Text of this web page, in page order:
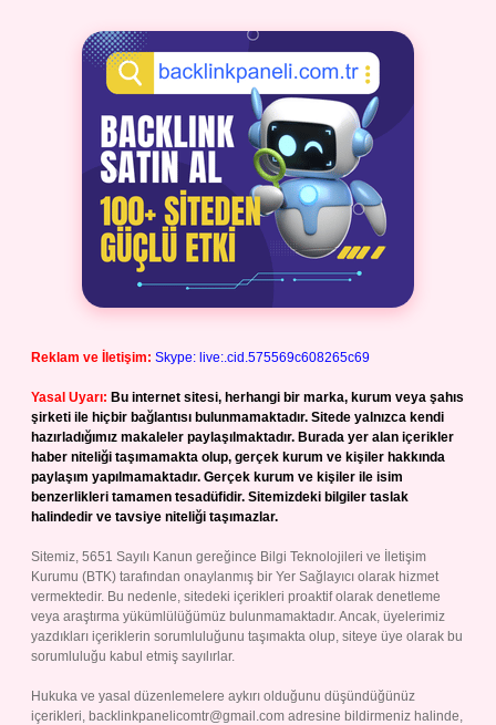
Reklam ve İletişim: Skype: live:.cid.575569c608265c69
Yasal Uyarı: Bu internet sitesi, herhangi bir marka, kurum veya şahıs
şirketi ile hiçbir bağlantısı bulunmamaktadır. Sitede yalnızca kendi
hazırladığımız makaleler paylaşılmaktadır. Burada yer alan içerikler
haber niteliği taşımamakta olup, gerçek kurum ve kişiler hakkında
paylaşım yapılmamaktadır. Gerçek kurum ve kişiler ile isim
benzerlikleri tamamen tesadüfidir. Sitemizdeki bilgiler taslak
halindedir ve tavsiye niteliği taşımazlar.
Sitemiz, 5651 Sayılı Kanun gereğince Bilgi Teknolojileri ve İletişim
Kurumu (BTK) tarafından onaylanmış bir Yer Sağlayıcı olarak hizmet
vermektedir. Bu nedenle, sitedeki içerikleri proaktif olarak denetleme
veya araştırma yükümlülüğümüz bulunmamaktadır. Ancak, üyelerimiz
yazdıkları içeriklerin sorumluluğunu taşımakta olup, siteye üye olarak bu
sorumluluğu kabul etmiş sayılırlar.
Hukuka ve yasal düzenlemelere aykırı olduğunu düşündüğünüz
içerikleri, backlinkpanelicomtr@gmail.com adresine bildirmeniz halinde,